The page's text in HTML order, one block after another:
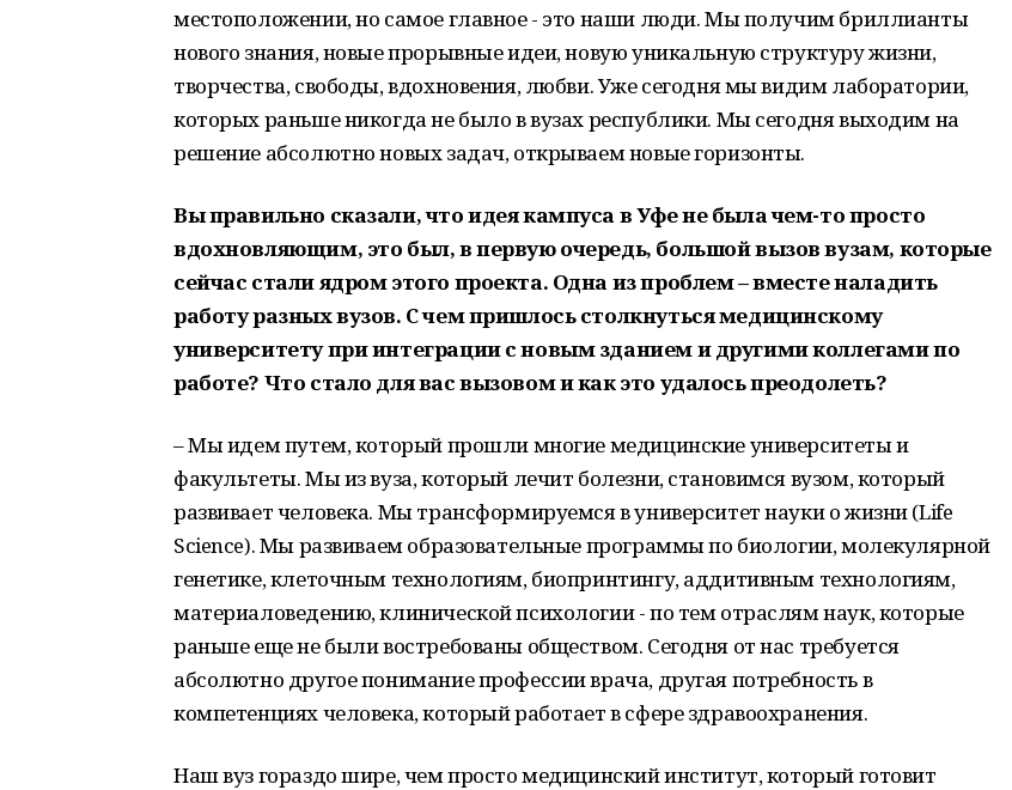
местоположении, но самое главное - это наши люди. Мы получим бриллианты
нового знания, новые прорывные идеи, новую уникальную структуру жизни,
творчества, свободы, вдохновения, любви. Уже сегодня мы видим лаборатории,
которых раньше никогда не было в вузах республики. Мы сегодня выходим на
решение абсолютно новых задач, открываем новые горизонты.
Вы правильно сказали, что идея кампуса в Уфе не была чем-то просто
вдохновляющим, это был, в первую очередь, большой вызов вузам, которые
сейчас стали ядром этого проекта. Одна из проблем – вместе наладить
работу разных вузов. С чем пришлось столкнуться медицинскому
университету при интеграции с новым зданием и другими коллегами по
работе? Что стало для вас вызовом и как это удалось преодолеть?
– Мы идем путем, который прошли многие медицинские университеты и
факультеты. Мы из вуза, который лечит болезни, становимся вузом, который
развивает человека. Мы трансформируемся в университет науки о жизни (Life
Science). Мы развиваем образовательные программы по биологии, молекулярной
генетике, клеточным технологиям, биопринтингу, аддитивным технологиям,
материаловедению, клинической психологии - по тем отраслям наук, которые
раньше еще не были востребованы обществом. Сегодня от нас требуется
абсолютно другое понимание профессии врача, другая потребность в
компетенциях человека, который работает в сфере здравоохранения.
Наш вуз гораздо шире, чем просто медицинский институт, который готовит